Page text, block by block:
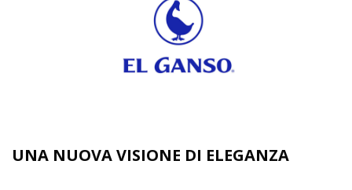
UNA NUOVA VISIONE DI ELEGANZA